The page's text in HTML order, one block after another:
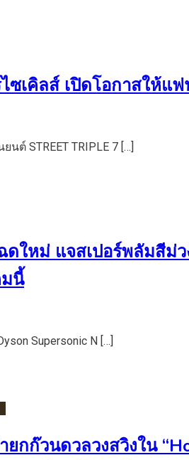
ซเคิลส์ เปิดโอกาสให้แฟ
ต์ STREET TRIPLE 7 […]
ดใหม่ แจสเปอร์พลัมสี
นี้
Supersonic N […]
กก๊วนดวลวงสวิงใน